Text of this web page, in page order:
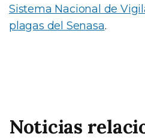
Sistema Nacional de
plagas del Senasa.
Noticias